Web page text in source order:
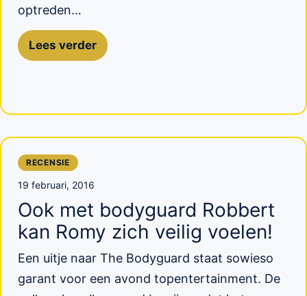
optreden…
Lees verder
RECENSIE
19 februari, 2016
Ook met bodyguard Robbert
kan Romy zich veilig voelen!
Een uitje naar The Bodyguard staat sowieso
garant voor een avond topentertainment. De